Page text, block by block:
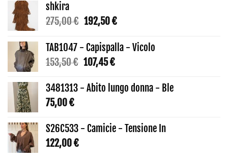
shkira
275,00€ Il
originale
era:
275,00 €.
192,50€Il
attuale
TAB1047 - Capispalla - Vicolo
153,50€ Il
originale
107,45€Il
attuale
3481313 - Abito lungo donna - Ble
75,00€
S26C533 - Camicie - Tensione In
122,00€